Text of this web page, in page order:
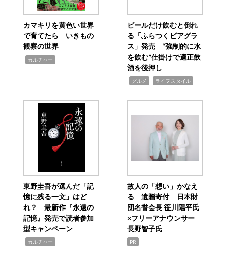
カマキリを黄色い世界
で育てたら いきもの
観察の世界
カルチャー
ビールだけ飲むと倒れ
る「ふらつくビアグラ
ス」発売 “強制的に水
を飲む”仕掛けで適正飲
酒を後押し
グルメ ライフスタイル
東野圭吾が選んだ「記
憶に残る一文」はど
れ？ 最新作『永遠の
記憶』発売で読者参加
型キャンペーン
カルチャー
故人の「想い」かなえ
る 遺贈寄付 日本財
団名誉会長 笹川陽平氏
×フリーアナウンサー
長野智子氏
PR